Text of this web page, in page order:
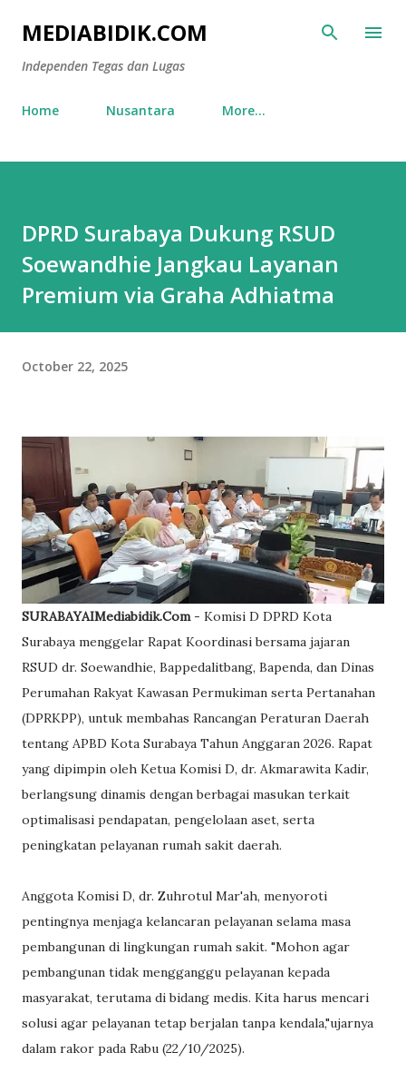
Skip to main content
MEDIABIDIK.COM
Independen Tegas dan Lugas
Home Nusantara More…
DPRD Surabaya Dukung RSUD
Soewandhie Jangkau Layanan
Premium via Graha Adhiatma
October 22, 2025
SURABAYAIMediabidik.Com- Komisi D DPRD Kota
Surabaya menggelar Rapat Koordinasi bersama jajaran
RSUD dr. Soewandhie, Bappedalitbang, Bapenda, dan Dinas
Perumahan Rakyat Kawasan Permukiman serta Pertanahan
(DPRKPP), untuk membahas Rancangan Peraturan Daerah
tentang APBD Kota Surabaya Tahun Anggaran 2026. Rapat
yang dipimpin oleh Ketua Komisi D, dr. Akmarawita Kadir,
berlangsung dinamis dengan berbagai masukan terkait
optimalisasi pendapatan, pengelolaan aset, serta
peningkatan pelayanan rumah sakit daerah.
Anggota Komisi D, dr. Zuhrotul Mar'ah, menyoroti
pentingnya menjaga kelancaran pelayanan selama masa
pembangunan di lingkungan rumah sakit. "Mohon agar
pembangunan tidak mengganggu pelayanan kepada
masyarakat, terutama di bidang medis. Kita harus mencari
solusi agar pelayanan tetap berjalan tanpa kendala,"ujarnya
dalam rakor pada Rabu (22/10/2025).